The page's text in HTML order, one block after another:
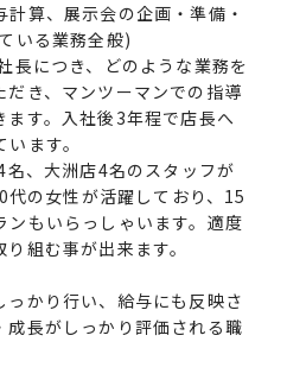
算、展示会の企画・準備・
いる業務全般)
長につき、どのような業務を
き、マンツーマンでの指導
す。入社後3年程で店長へ
ます。
、大洲店4名のスタッフが
の女性が活躍しており、15
もいらっしゃいます。適度
組む事が出来ます。
かり行い、給与にも反映さ
成長がしっかり評価される職